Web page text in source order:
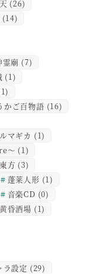
(26)
(14)
廟 (7)
(1)
かご百物語 (16)
マギカ (1)
～ (1)
東方 (3)
蓬莱人形 (1)
音楽CD (0)
黄昏酒場 (1)
ラ設定 (29)